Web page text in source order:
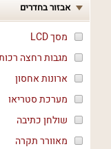
אבזור בחדרים
מסך LCD
מגבות רחצה
ארונות אחסון
מערכת סטריאו
שולחן כתיבה
מאוורר תקרה